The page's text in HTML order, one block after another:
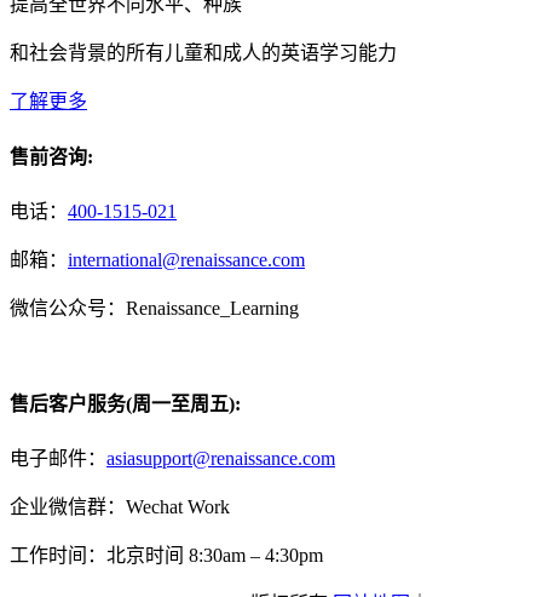
提高全世界不同水平、种族
和社会背景的所有儿童和成人的英语学习能力
了解更多
售前咨询:
电话： 400-1515-021
邮箱： international@renaissance.com
微信公众号：Renaissance_Learning
售后客户服务(周一至周五):
电子邮件： asiasupport@renaissance.com
企业微信群：Wechat Work
工作时间：北京时间 8:30am – 4:30pm